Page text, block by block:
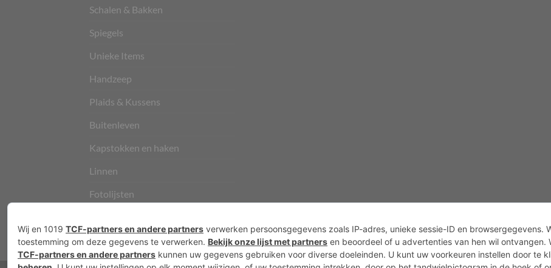
Schalen & Bakken
Spiegels
Unieke Items
Handzeep
Plaids & Kussens
Buitenleven
Kapstokken en haken
Linnen
Fotolijsten